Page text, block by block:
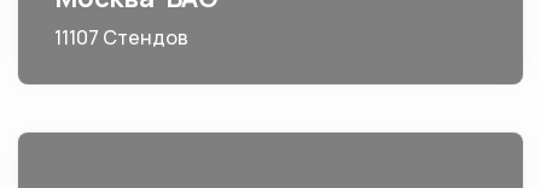
11107 Стендов